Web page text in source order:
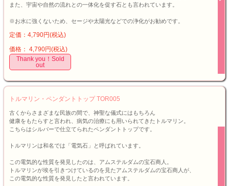
また、宇宙や自然の流れとの一体化を促す石とも言われています。
※お水に強くないため、セージや太陽光などでの浄化がお勧めです。
定価：4,790円(税込)
価格： 4,790円(税込)
Thank you！Sold
out
トルマリン・ペンダントトップ TOR005
古くからさまざまな民族の間で、神聖な儀式にはもちろん
健康をもたらすと言われ、病気の治療にも用いられてきたトルマリン。
こちらはシルバーで仕立てられたペンダントトップです。
トルマリンは和名では「電気石」と呼ばれています。
この電気的な性質を発見したのは、アムステルダムの宝石商人。
トルマリンが埃を引きつけているのを見たアムステルダムの宝石商人が、
この電気的な性質を発見したと言われています。